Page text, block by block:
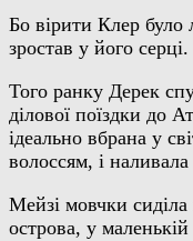
Бо вірити Клер було
зростав у його серці.
Того ранку Дерек
ділової поїздки до
ідеально вбрана у
волоссям, і
Мейзі мовчки сиділа
острова, у маленькій